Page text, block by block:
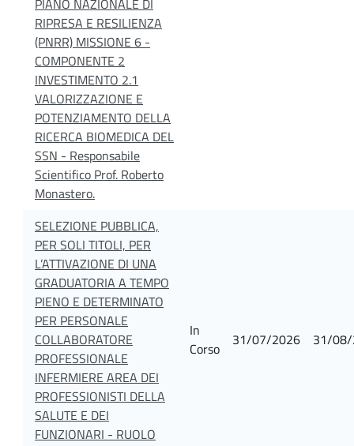
RIPRESA E RESILIENZA
(PNRR) MISSIONE 6 -
COMPONENTE 2
INVESTIMENTO 2.1
VALORIZZAZIONE E
POTENZIAMENTO DELLA
RICERCA BIOMEDICA DEL
SSN - Responsabile
Scientifico Prof. Roberto
Monastero.
SELEZIONE PUBBLICA,
PER SOLI TITOLI, PER
L’ATTIVAZIONE DI UNA
GRADUATORIA A TEMPO
PIENO E DETERMINATO
PER PERSONALE
COLLABORATORE
PROFESSIONALE
INFERMIERE AREA DEI
PROFESSIONISTI DELLA
SALUTE E DEI
FUNZIONARI - RUOLO
In
Corso
31/07/2026 31/